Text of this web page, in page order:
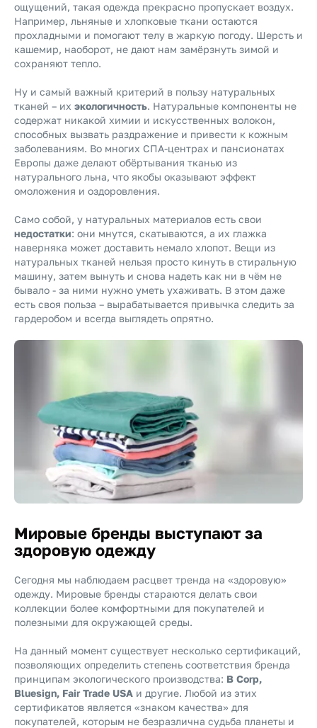
ощущений, такая одежда прекрасно пропускает воздух.
Например, льняные и хлопковые ткани остаются
прохладными и помогают телу в жаркую погоду. Шерсть и
кашемир, наоборот, не дают нам замёрзнуть зимой и
сохраняют тепло.
Ну и самый важный критерий в пользу натуральных
тканей – их экологичность. Натуральные компоненты не
содержат никакой химии и искусственных волокон,
способных вызвать раздражение и привести к кожным
заболеваниям. Во многих СПА-центрах и пансионатах
Европы даже делают обёртывания тканью из
натурального льна, что якобы оказывают эффект
омоложения и оздоровления.
Само собой, у натуральных материалов есть свои
недостатки: они мнутся, скатываются, а их глажка
наверняка может доставить немало хлопот. Вещи из
натуральных тканей нельзя просто кинуть в стиральную
машину, затем вынуть и снова надеть как ни в чём не
бывало - за ними нужно уметь ухаживать. В этом даже
есть своя польза – вырабатывается привычка следить за
гардеробом и всегда выглядеть опрятно.
Мировые бренды выступают за
здоровую одежду
Сегодня мы наблюдаем расцвет тренда на «здоровую»
одежду. Мировые бренды стараются делать свои
коллекции более комфортными для покупателей и
полезными для окружающей среды.
На данный момент существует несколько сертификаций,
позволяющих определить степень соответствия бренда
принципам экологического производства: B Corp,
Bluesign, Fair Trade USA и другие. Любой из этих
сертификатов является «знаком качества» для
покупателей, которым не безразлична судьба планеты и